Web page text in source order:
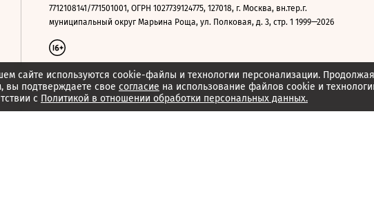
сайте используются cookie-файлы и технологии персонализации.
вы подтверждаете свое согласие на использование файлов cookie и
с Политикой в отношении обработки персональных данных.
7712108141/771501001, ОГРН 1027739124775, 127018, г. Москва, вн.тер.г.
муниципальный округ Марьина Роща, ул. Полковая, д. 3, стр. 1 1999—2026